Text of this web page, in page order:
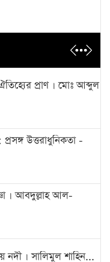
প্রাণ । মোঃ আব্দুল
উত্তরাধুনিকতা -
। আবদুল্লাহ আল-
। সালিমুল শাহিন...